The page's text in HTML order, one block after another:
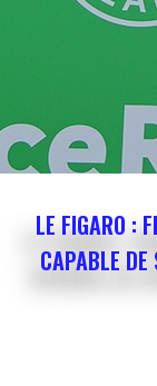
LE FIGARO :
CAPABLE DE